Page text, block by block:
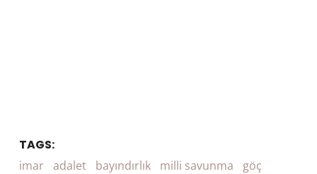
TAGS:
imar adalet bayındırlık milli savunma
göç